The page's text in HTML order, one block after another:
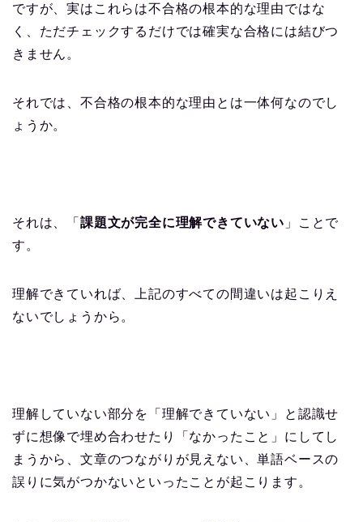
ですが、実はこれらは不合格の根本的な理由ではな
く、ただチェックするだけでは確実な合格には結びつ
きません。
それでは、不合格の根本的な理由とは一体何なのでし
ょうか。
それは、「 課題文が完全に理解できていない 」ことで
す。
理解できていれば、上記のすべての間違いは起こりえ
ないでしょうから。
理解していない部分を「理解できていない」と認識せ
ずに想像で埋め合わせたり「なかったこと」にしてし
まうから、文章のつながりが見えない、単語ベースの
誤りに気がつかないといったことが起こります。